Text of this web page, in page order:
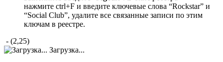
нажмите ctrl+F и введите ключевые слова “Rockstar” и
“Social Club”, удалите все связанные записи по этим
ключам в реестре.
- (2,25)
Загрузка...